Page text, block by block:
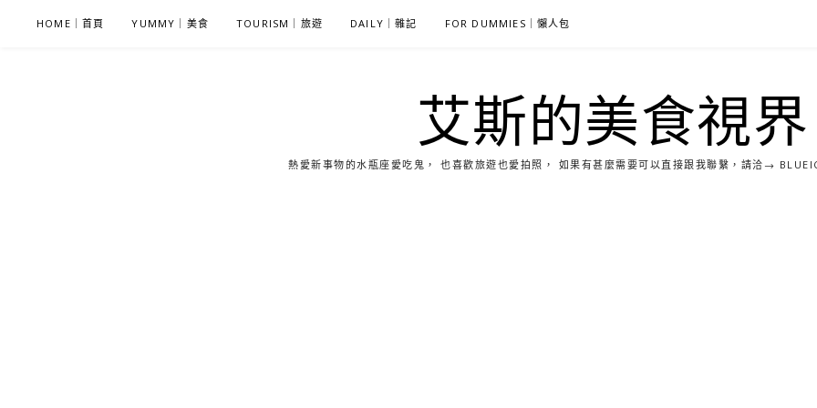
HOME｜首頁 YUMMY｜美食 TOURISM｜旅遊 DAILY｜雜記 FOR DUMMIES｜懶人包
艾斯的美食視界
熱愛新事物的水瓶座愛吃鬼， 也喜歡旅遊也愛拍照， 如果有甚麼需要可以直接跟我聯繫，請洽→